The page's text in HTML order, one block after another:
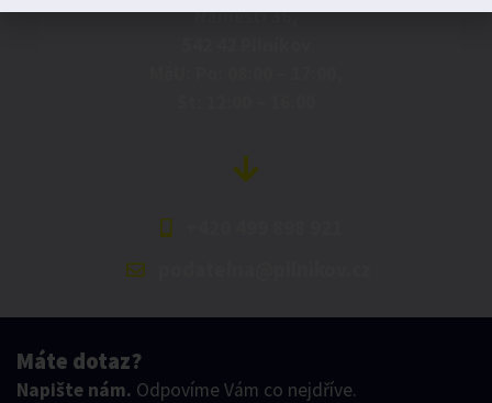
Náměstí 36,
Máte dotaz?
Napište nám. Odpovíme Vám co nejdříve.